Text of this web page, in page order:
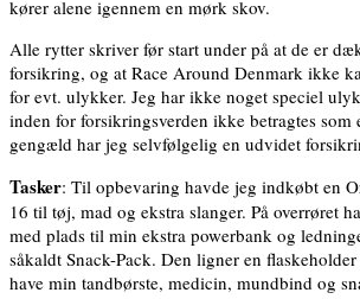
kører alene igennem en mørk skov.
Alle rytter skriver før start under på at de er
forsikring, og at Race Around Denmark ikke
for evt. ulykker. Jeg har ikke noget speciel
inden for forsikringsverden ikke betragtes som
gengæld har jeg selvfølgelig en udvidet
Tasker: Til opbevaring havde jeg indkøbt en
16 til tøj, mad og ekstra slanger. På overrøret
med plads til min ekstra powerbank og
såkaldt Snack-Pack. Den ligner en
have min tandbørste, medicin, mundbind og